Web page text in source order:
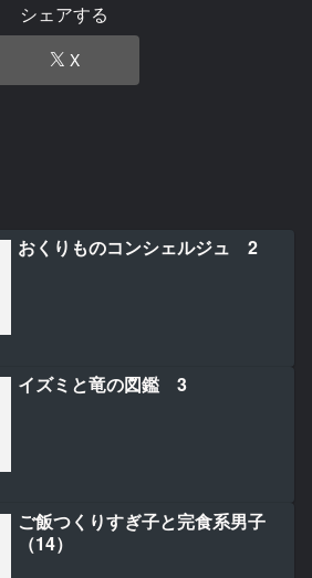
シェアする
X
おくりものコンシェルジュ 2
イズミと竜の図鑑 3
ご飯つくりすぎ子と完食系男子
（14）